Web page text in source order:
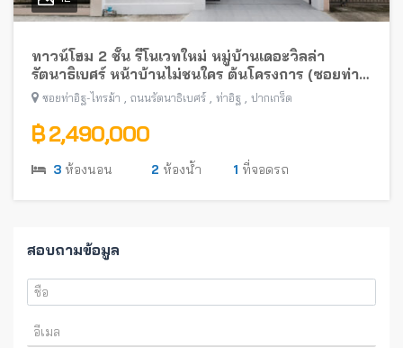
ทาวน์โฮม 2 ชั้น รีโนเวทใหม่ หมู่บ้านเดอะวิลล่า
รัตนาธิเบศร์ หน้าบ้านไม่ชนใคร ต้นโครงการ (ซอยท่า
อิฐ-ไทรม้า) พร้อมอยู่ ใกล้รถไฟฟ้าสายสีม่วง
ซอยท่าอิฐ-ไทรม้า ถนนรัตนาธิเบศร์ ท่าอิฐ ปากเกร็ด
฿ 2,490,000
3 ห้องนอน 2 ห้องน้ำ 1 ที่จอดรถ
สอบถามข้อมูล